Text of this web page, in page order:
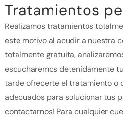
Tratamientos
Realizamos tratamientos
este motivo al acudir a nuestra
totalmente gratuita,
escucharemos detenidamente
tarde ofrecerte el tratamiento o
adecuados para solucionar tus
contactarnos! Para cualquier